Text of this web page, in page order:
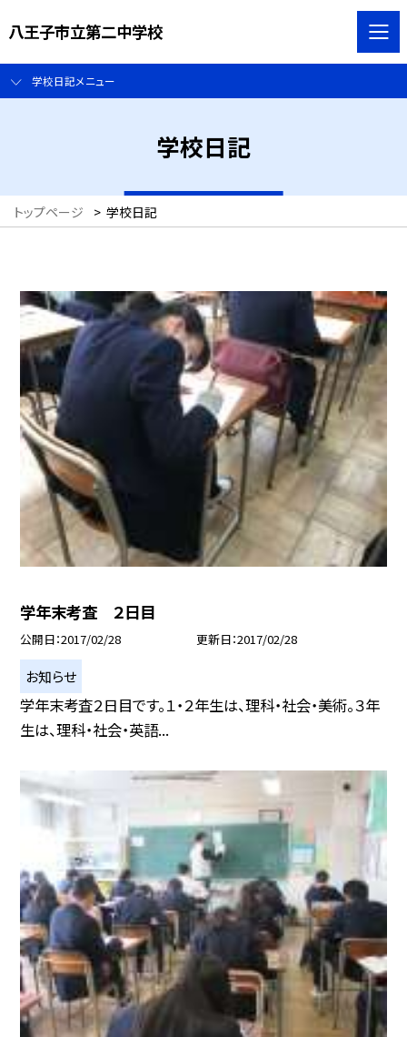
八王子市立第二中学校
学校日記メニュー
学校日記
トップページ > 学校日記
学年末考査 ２日目
公開日 2017/02/28 更新日 2017/02/28
お知らせ
学年末考査２日目です。１・２年生は、理科・社会・美術。３年
生は、理科・社会・英語...